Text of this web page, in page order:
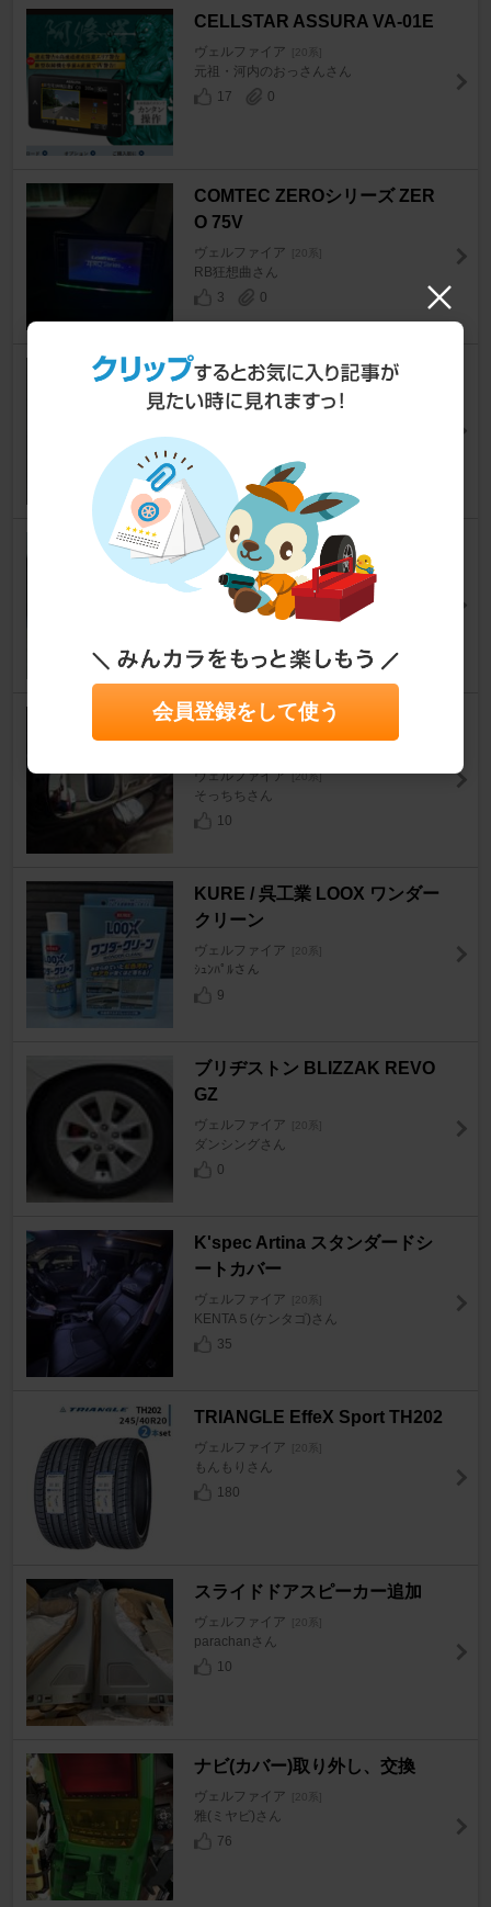
CELLSTAR ASSURA VA-01E
ヴェルファイア [20系]
元祖・河内のおっさんさん
17
0
COMTEC ZEROシリーズ ZER
O 75V
ヴェルファイア [20系]
RB狂想曲さん
3
0
SurLuster ループ スムースショ
ット 240ml✨
☆モケケさん☆さん
200
モデリスタ フロントスポイラー
ヴェルファイア [20系]
トッシボーさん
BRECE e+ワンタッチスライダ
ー
ヴェルファイア [20系]
そっちちさん
10
KURE / 呉工業 LOOX ワンダー
クリーン
ヴェルファイア [20系]
ｼｭﾝﾊﾟﾙさん
9
ブリヂストン BLIZZAK REVO
GZ
ヴェルファイア [20系]
ダンシングさん
0
K'spec Artina スタンダードシ
ートカバー
ヴェルファイア [20系]
KENTA５(ケンタゴ)さん
35
TRIANGLE EffeX Sport TH202
ヴェルファイア [20系]
もんもりさん
180
スライドドアスピーカー追加
ヴェルファイア [20系]
parachanさん
10
ナビ(カバー)取り外し、交換
ヴェルファイア [20系]
雅(ミヤビ)さん
76
会員登録をして使う